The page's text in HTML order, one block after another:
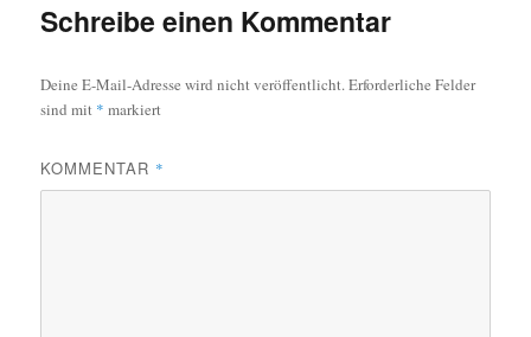
Schreibe einen Kommentar
Deine E-Mail-Adresse wird nicht veröffentlicht.Erforderliche Felder
sind mit * markiert
KOMMENTAR *